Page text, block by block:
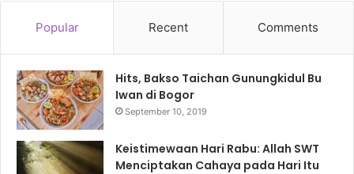
Popular Recent Comments
Hits, Bakso Taichan Gunungkidul Bu
Iwan di Bogor
September 10, 2019
Keistimewaan Hari Rabu: Allah SWT
Menciptakan Cahaya pada Hari Itu